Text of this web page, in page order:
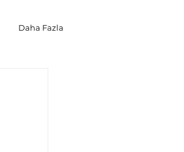
Daha Fazla